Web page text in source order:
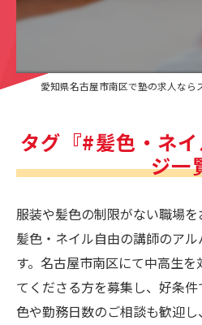
タグ『#髪色・ネ
ジ一
服装や髪色の制限がない職場を
髪色・ネイル自由の講師のア
す。名古屋市南区にて中高生
てくださる方を募集し、好条
色や勤務日数のご相談も歓迎